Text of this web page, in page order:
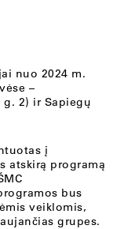
nuo 2024 m.
–
g. 2) ir Sapiegų
į
atskirą programą
bus
veiklomis,
grupes.